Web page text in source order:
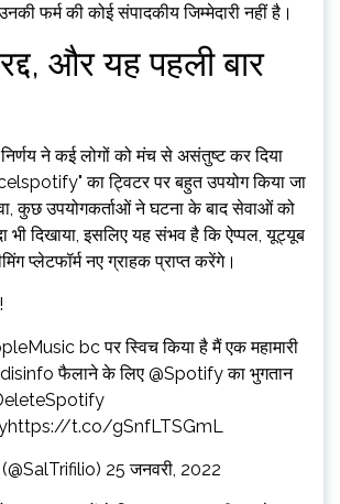
फर्म की कोई संपादकीय जिम्मेदारी नहीं है।
और यह पहली बार
ने कई लोगों को मंच से असंतुष्ट कर दिया
का ट्विटर पर बहुत उपयोग किया जा
कुछ उपयोगकर्ताओं ने घटना के बाद सेवाओं को
भी दिखाया, इसलिए यह संभव है कि ऐप्पल, यूट्यूब
प्लेटफॉर्म नए ग्राहक प्राप्त करेंगे।
bc पर स्विच किया है मैं एक महामारी
फैलाने के लिए @Spotify का भुगतान
t.co/gSnfLTSGmL
(@SalTrifilio) 25 जनवरी, 2022